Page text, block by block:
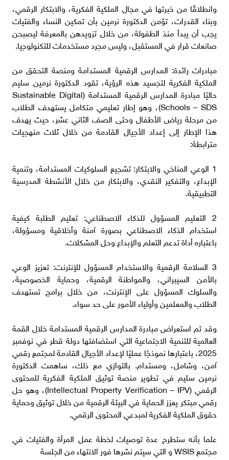
وانطلاقًا من خبرتها في مجال الملكية الفكرية، والابتكار الرقمي،
وبناء القدرات، تؤمن الدكتورة نرمين بأن تمكين النساء والفتيات
يجب أن يبدأ منذ الطفولة، من خلال تزويدهن بالمعرفة ليصبحن
صانعات قرار في المستقبل، وليس مجرد مستخدمات للتكنولوجيا.
مبادرات رائدة: المدارس الرقمية المستدامة ومنصة التحقق من
الملكية الفكرية لتجسيد هذه الرؤية، تقود الدكتورة نرمين سليم
حاليًا مبادرة المدارس الرقمية المستدامة (Sustainable Digital
Schools – SDS)، وهو إطار تعليمي متكامل يستهدف الطلاب
من مرحلة رياض الأطفال وحتى الصف الثاني عشر، حيث يهدف
هذا الإطار إلى إعداد الأجيال القادمة من خلال ثلاث منهجيات
مترابطة:
1 الوعي المناخي والابتكار: تشجيع السلوكيات المستدامة، وتنمية
الإبداع، والتفكير النقدي، والابتكار من خلال الأنشطة المدرسية
التطبيقية.
2 التعليم المسؤول للذكاء الاصطناعي: تعليم الطلبة كيفية
استخدام الذكاء الاصطناعي بصورة آمنة وأخلاقية ومسؤولة،
باعتباره أداة تدعم التعلم والإبداع وحل المشكلات.
3 السلامة الرقمية والاستخدام المسؤول للإنترنت: تعزيز الوعي
بالأمن السيبراني، والمواطنة الرقمية، وحماية الخصوصية،
والسلوك المسؤول على الإنترنت، من خلال برامج تستهدف
الطلاب والمعلمين وأولياء الأمور على حد سواء.
وقد تم استعراض مبادرة المدارس الرقمية المستدامة خلال القمة
العالمية للتنمية الاجتماعية التي استضافتها دولة قطر في نوفمبر
2025، باعتبارها نموذجًا عمليًا لإعداد الأجيال القادمة لمجتمع رقمي
آمن، وشامل، ومستدام. بالتوازي مع ذلك، ساهمت الدكتورة
نرمين سليم في تطوير منصة توثيق الملكية الفكرية للمحتوى
الرقمي (Intellectual Property Verification – IPV)، وهو حل
رقمي مبتكر يعزز الحماية في البيئة الرقمية من خلال توثيق وحماية
حقوق الملكية الفكرية لمبدعي المحتوى الرقمي.
علما بأنه ستطرح عدة توصيات لخطة عمل المرأة والفتيات في
مجتمع WSIS و التي سيتم نشرها فور الانتهاء من الجلسة